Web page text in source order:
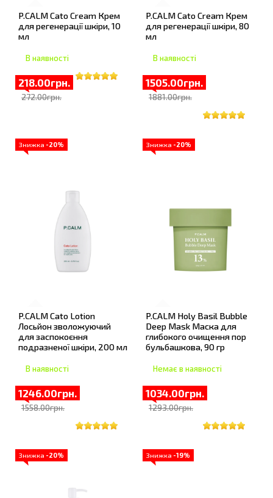
P.CALM Cato Cream Крем
для регенерації шкіри, 10
мл
В наявності
218.00грн.
272.00грн.
P.CALM Cato Cream Крем
для регенерації шкіри, 80
мл
В наявності
1505.00грн.
1881.00грн.
Знижка -20%
P.CALM Cato Lotion
Лосьйон зволожуючий
для заспокоєння
подразненої шкіри, 200 мл
В наявності
1246.00грн.
1558.00грн.
Знижка -20%
P.CALM Holy Basil Bubble
Deep Mask Маска для
глибокого очищення пор
бульбашкова, 90 гр
Немає в наявності
1034.00грн.
1293.00грн.
Знижка -20% Знижка -19%